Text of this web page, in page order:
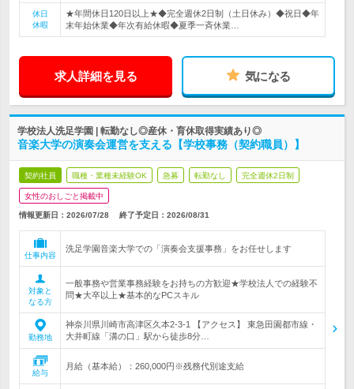
休日
休暇
★年間休日120日以上★◆完全週休2日制（土日休み）◆祝日◆年
末年始休業◆年次有給休暇◆夏季一斉休業…
求人詳細を見る 気になる
学校法人洗足学園 | 転勤なし◎産休・育休取得実績あり◎
音楽大学の演奏会運営を支える【学校事務（契約職員）】
契約社員 職種・業種未経験OK 急募 転勤なし 完全週休2日制
女性のおしごと掲載中
情報更新日：2026/07/28 終了予定日： 2026/08/31
仕事内容
洗足学園音楽大学での「演奏会支援事務」をお任せします
対象と
なる方
一般事務や営業事務経験をお持ちの方歓迎★学校法人での経験不
問★大卒以上★基本的なPCスキル
勤務地
神奈川県川崎市高津区久本2-3-1 【アクセス】 東急田園都市線・
大井町線「溝の口」駅から徒歩8分…
給与
月給（基本給）：260,000円※残務代別途支給